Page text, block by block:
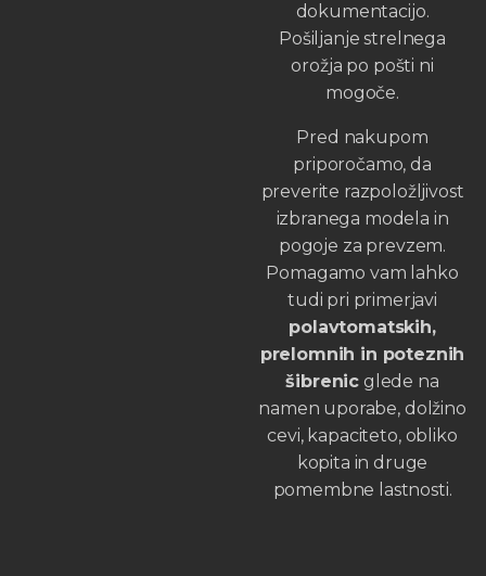
dokumentacijo.
Pošiljanje strelnega
orožja po pošti ni
mogoče.
Pred nakupom
priporočamo, da
preverite razpoložljivost
izbranega modela in
pogoje za prevzem.
Pomagamo vam lahko
tudi pri primerjavi
polavtomatskih,
prelomnih in poteznih
šibrenic glede na
namen uporabe, dolžino
cevi, kapaciteto, obliko
kopita in druge
pomembne lastnosti.